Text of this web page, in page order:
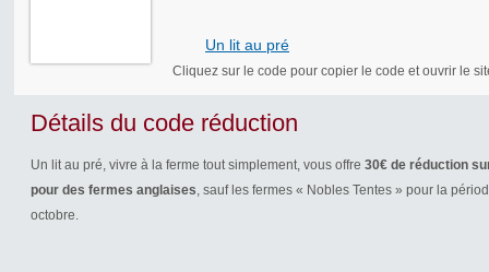
Un lit au pré
Cliquez sur le code pour copier le code et ouvrir le
Détails du code réduction
Un lit au pré, vivre à la ferme tout simplement, vous offre 30€ de réduction
pour des fermes anglaises , sauf les fermes « Nobles Tentes » pour la
octobre.